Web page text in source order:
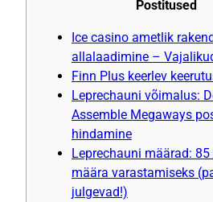
Postitused
Ice casino ametlik
allalaadimine –
Finn Plus keerlev
Leprechauni võimalus:
Assemble Megaways
hindamine
Leprechauni määrad:
määra varastamiseks
julgevad!)